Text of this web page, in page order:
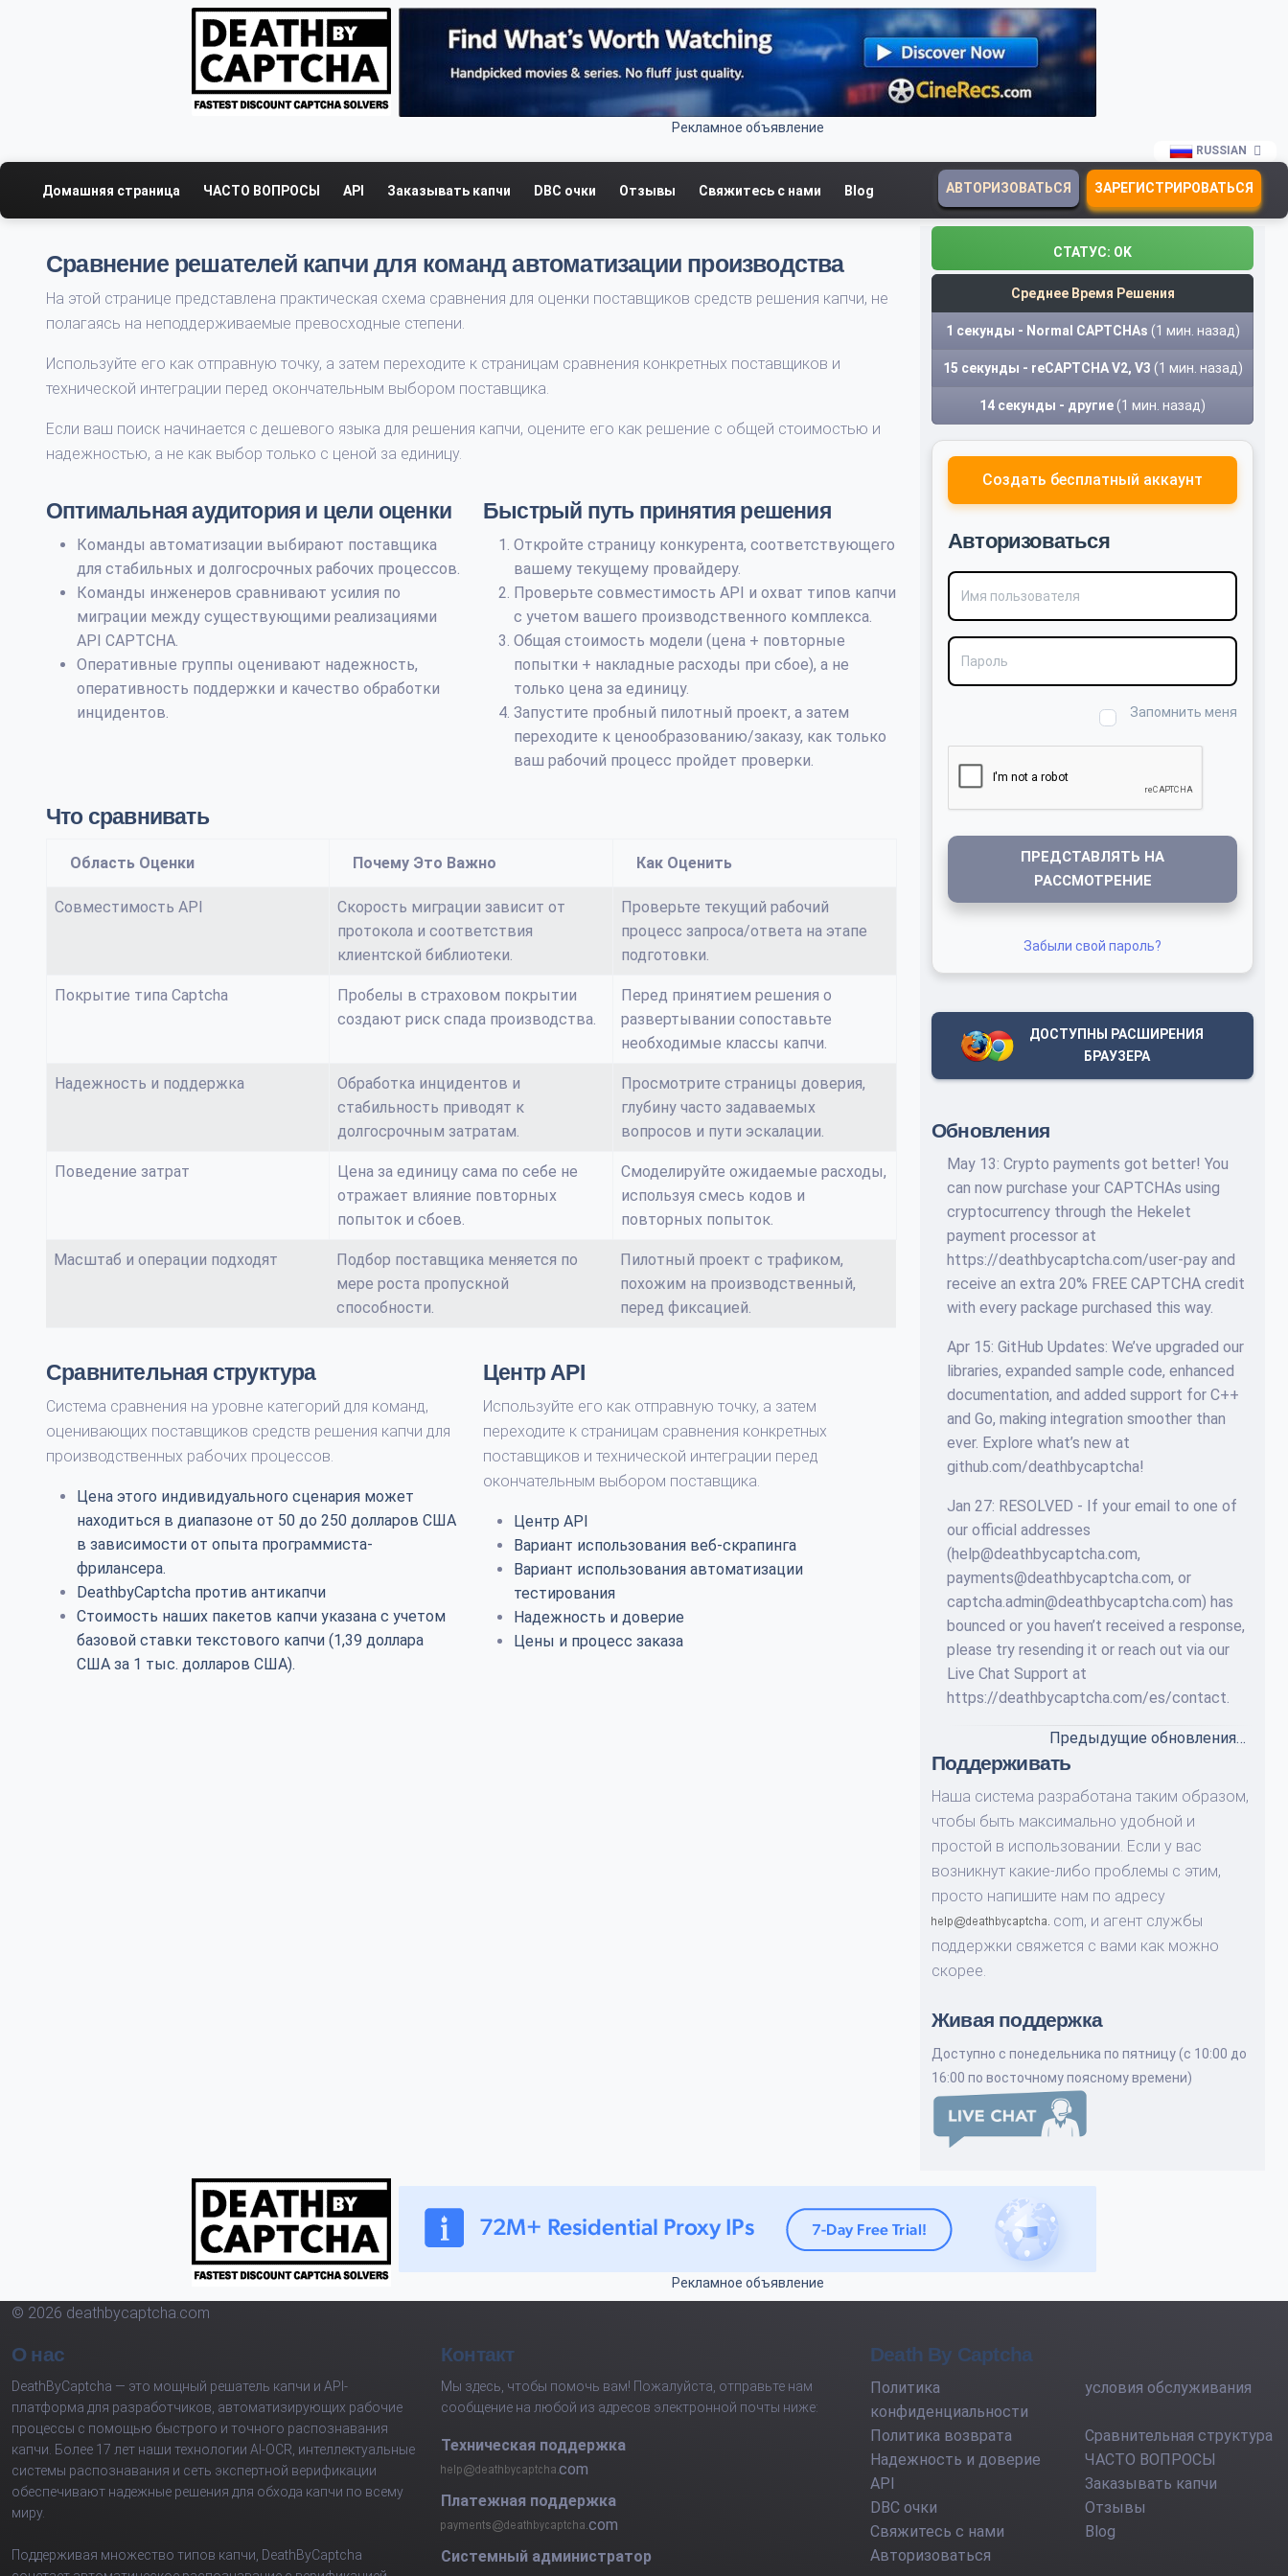
Рекламное объявление
RUSSIAN
Домашняя страница ЧАСТО ВОПРОСЫ API Заказывать капчи DBC очки Отзывы Свяжитесь с нами Blog АВТОРИЗОВАТЬСЯ ЗАРЕГИСТРИРОВАТЬСЯ
Сравнение решателей капчи для команд автоматизации производства
На этой странице представлена ​​практическая схема сравнения для оценки поставщиков средств решения капчи, не
полагаясь на неподдерживаемые превосходные степени.
Используйте его как отправную точку, а затем переходите к страницам сравнения конкретных поставщиков и
технической интеграции перед окончательным выбором поставщика.
Если ваш поиск начинается с дешевого языка для решения капчи, оцените его как решение с общей стоимостью и
надежностью, а не как выбор только с ценой за единицу.
Оптимальная аудитория и цели оценки
Команды автоматизации выбирают поставщика
для стабильных и долгосрочных рабочих процессов.
Команды инженеров сравнивают усилия по
миграции между существующими реализациями
API CAPTCHA.
Оперативные группы оценивают надежность,
оперативность поддержки и качество обработки
инцидентов.
Быстрый путь принятия решения
Откройте страницу конкурента, соответствующего
вашему текущему провайдеру.
Проверьте совместимость API и охват типов капчи
с учетом вашего производственного комплекса.
Общая стоимость модели (цена + повторные
попытки + накладные расходы при сбое), а не
только цена за единицу.
Запустите пробный пилотный проект, а затем
переходите к ценообразованию/заказу, как только
ваш рабочий процесс пройдет проверки.
Что сравнивать
Область Оценки Почему Это Важно Как Оценить
Совместимость API
Скорость миграции зависит от
протокола и соответствия
клиентской библиотеки.
Проверьте текущий рабочий
процесс запроса/ответа на этапе
подготовки.
Покрытие типа Captcha
Пробелы в страховом покрытии
создают риск спада производства.
Перед принятием решения о
развертывании сопоставьте
необходимые классы капчи.
Надежность и поддержка
Обработка инцидентов и
стабильность приводят к
долгосрочным затратам.
Просмотрите страницы доверия,
глубину часто задаваемых
вопросов и пути эскалации.
Поведение затрат
Цена за единицу сама по себе не
отражает влияние повторных
попыток и сбоев.
Смоделируйте ожидаемые расходы,
используя смесь кодов и
повторных попыток.
Масштаб и операции подходят
Подбор поставщика меняется по
мере роста пропускной
способности.
Пилотный проект с трафиком,
похожим на производственный,
перед фиксацией.
Сравнительная структура
Система сравнения на уровне категорий для команд,
оценивающих поставщиков средств решения капчи для
производственных рабочих процессов.
Цена этого индивидуального сценария может
находиться в диапазоне от 50 до 250 долларов США
в зависимости от опыта программиста-
фрилансера.
DeathbyCaptcha против антикапчи
Стоимость наших пакетов капчи указана с учетом
базовой ставки текстового капчи (1,39 доллара
США за 1 тыс. долларов США).
Центр API
Используйте его как отправную точку, а затем
переходите к страницам сравнения конкретных
поставщиков и технической интеграции перед
окончательным выбором поставщика.
Центр API
Вариант использования веб-скрапинга
Вариант использования автоматизации
тестирования
Надежность и доверие
Цены и процесс заказа
СТАТУС: OK
Среднее Время Решения
1 секунды - Normal CAPTCHAs (1 мин. назад)
15 секунды - reCAPTCHA V2, V3 (1 мин. назад)
14 секунды - другие(1 мин. назад)
Создать бесплатный аккаунт
Авторизоваться
Имя пользователя
Пароль
Запомнить меня
ПРЕДСТАВЛЯТЬ НА
РАССМОТРЕНИЕ
Забыли свой пароль?
ДОСТУПНЫ РАСШИРЕНИЯ
БРАУЗЕРА
Обновления
May 13: Crypto payments got better! You
can now purchase your CAPTCHAs using
cryptocurrency through the Hekelet
payment processor at
https://deathbycaptcha.com/user-pay and
receive an extra 20% FREE CAPTCHA credit
with every package purchased this way.
Apr 15: GitHub Updates: We’ve upgraded our
libraries, expanded sample code, enhanced
documentation, and added support for C++
and Go, making integration smoother than
ever. Explore what’s new at
github.com/deathbycaptcha!
Jan 27: RESOLVED - If your email to one of
our official addresses
(help@deathbycaptcha.com,
payments@deathbycaptcha.com, or
captcha.admin@deathbycaptcha.com) has
bounced or you haven’t received a response,
please try resending it or reach out via our
Live Chat Support at
https://deathbycaptcha.com/es/contact.
Предыдущие обновления…
Поддерживать
Наша система разработана таким образом,
чтобы быть максимально удобной и
простой в использовании. Если у вас
возникнут какие-либо проблемы с этим,
просто напишите нам по адресу
com, и агент службы
поддержки свяжется с вами как можно
скорее.
Живая поддержка
Доступно с понедельника по пятницу (с 10:00 до
16:00 по восточному поясному времени)
Рекламное объявление
© 2026 deathbycaptcha.com
О нас
DeathByCaptcha — это мощный решатель капчи и API-
платформа для разработчиков, автоматизирующих рабочие
процессы с помощью быстрого и точного распознавания
капчи. Более 17 лет наши технологии AI-OCR, интеллектуальные
системы распознавания и сеть экспертной верификации
обеспечивают надежные решения для обхода капчи по всему
миру.
Поддерживая множество типов капчи, DeathByCaptcha
Контакт
Мы здесь, чтобы помочь вам! Пожалуйста, отправьте нам
сообщение на любой из адресов электронной почты ниже:
Техническая поддержка
com
Платежная поддержка
com
Системный администратор
Death By Captcha
Политика
конфиденциальности
условия обслуживания
Политика возврата
Сравнительная структура
Надежность и доверие
ЧАСТО ВОПРОСЫ
API
Заказывать капчи
DBC очки
Отзывы
Свяжитесь с нами
Blog
Авторизоваться